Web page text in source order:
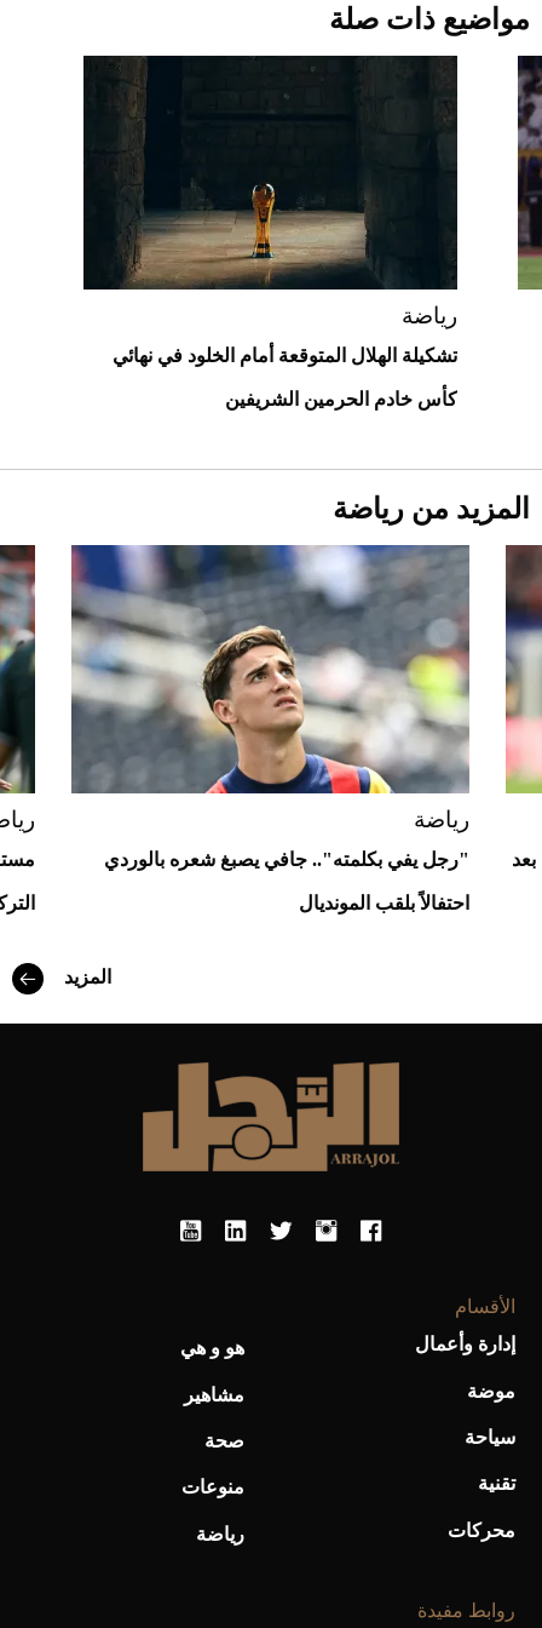
أغلى 10 عطور في العالم للرجال تمنحك فخامة
استثنائية
Aston Martin Valiant: على هوى الأبطال
أفضل تدريج للشعر الطويل لإطلالة جريئة وعصرية
أحذية Mary Jane: ترف وأناقة للرجال
Comeback" في جدة (فيديو)
مزاد مونتيري
2026-07-23
مواضيع ذات صلة
رياضة
تشكيلة الهلال المتوقعة أمام الخلود في نهائي
كأس خادم الحرمين الشريفين
المزيد من رياضة
رياضة
"رجل يفي بكلمته".. جافي يصبغ شعره بالوردي
احتفالاً بلقب المونديال
المزيد
الأقسام
إدارة وأعمال
موضة
سياحة
تقنية
محركات
هو و هي
مشاهير
صحة
منوعات
رياضة
روابط مفيدة